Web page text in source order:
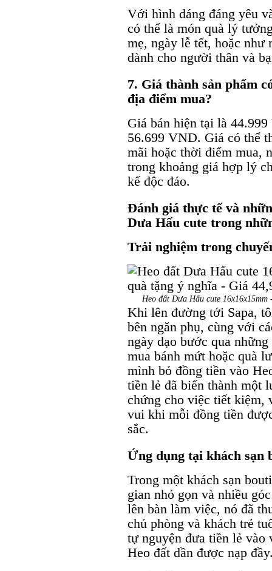
Với hình dáng đáng yêu
có thể là món quà lý
mẹ, ngày lễ tết, hoặc như
dành cho người thân và
7. Giá thành sản phẩm
địa điểm mua?
Giá bán hiện tại là
56.699 VND. Giá có thể
mãi hoặc thời điểm mua,
trong khoảng giá hợp lý
kế độc đáo.
Đánh giá thực tế và
Dưa Hấu cute trong
Trải nghiệm trong
Heo đất Dưa Hấu cute
Khi lên đường tới Sapa,
bên ngăn phụ, cùng với
ngày dạo bước qua
mua bánh mứt hoặc quà
mình bỏ đồng tiền vào
tiền lẻ đã biến thành một
chứng cho việc tiết kiệm,
vui khi mỗi đồng tiền
sắc.
Ứng dụng tại khách sạn
Trong một khách sạn
gian nhỏ gọn và nhiều
lên bàn làm việc, nó đã
chủ phòng và khách trẻ
tự nguyện đưa tiền lẻ vào
Heo đất dần được nạp